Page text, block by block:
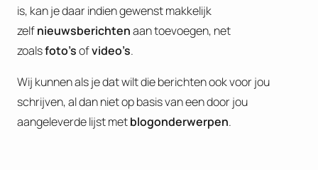
is, kan je daar indien gewenst makkelijk
zelfnieuwsberichtenaan toevoegen, net
zoalsfoto’sofvideo’s.
Wij kunnen als je dat wilt die berichten ook voor jou
schrijven, al dan niet op basis van een door jou
aangeleverde lijst metblogonderwerpen.